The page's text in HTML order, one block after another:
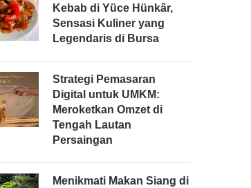
Kebab di Yüce Hünkâr,
Sensasi Kuliner yang
Legendaris di Bursa
Strategi Pemasaran
Digital untuk UMKM:
Meroketkan Omzet di
Tengah Lautan
Persaingan
Menikmati Makan Siang di